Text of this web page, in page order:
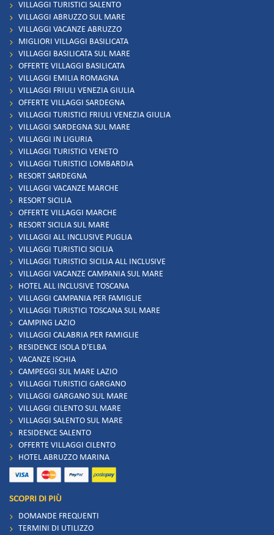
VILLAGGI TURISTICI SALENTO
VILLAGGI ABRUZZO SUL MARE
VILLAGGI VACANZE ABRUZZO
MIGLIORI VILLAGGI BASILICATA
VILLAGGI BASILICATA SUL MARE
OFFERTE VILLAGGI BASILICATA
VILLAGGI EMILIA ROMAGNA
VILLAGGI FRIULI VENEZIA GIULIA
OFFERTE VILLAGGI SARDEGNA
VILLAGGI TURISTICI FRIULI VENEZIA GIULIA
VILLAGGI SARDEGNA SUL MARE
VILLAGGI IN LIGURIA
VILLAGGI TURISTICI VENETO
VILLAGGI TURISTICI LOMBARDIA
RESORT SARDEGNA
VILLAGGI VACANZE MARCHE
RESORT SICILIA
OFFERTE VILLAGGI MARCHE
RESORT SICILIA SUL MARE
VILLAGGI ALL INCLUSIVE PUGLIA
VILLAGGI TURISTICI SICILIA
VILLAGGI TURISTICI SICILIA ALL INCLUSIVE
VILLAGGI VACANZE CAMPANIA SUL MARE
HOTEL ALL INCLUSIVE TOSCANA
VILLAGGI CAMPANIA PER FAMIGLIE
VILLAGGI TURISTICI TOSCANA SUL MARE
CAMPING LAZIO
VILLAGGI CALABRIA PER FAMIGLIE
RESIDENCE ISOLA D'ELBA
VACANZE ISCHIA
CAMPEGGI SUL MARE LAZIO
VILLAGGI TURISTICI GARGANO
VILLAGGI GARGANO SUL MARE
VILLAGGI CILENTO SUL MARE
VILLAGGI SALENTO SUL MARE
RESIDENCE SALENTO
OFFERTE VILLAGGI CILENTO
HOTEL ABRUZZO MARINA
SCOPRI DI PIÙ
DOMANDE FREQUENTI
TERMINI DI UTILIZZO